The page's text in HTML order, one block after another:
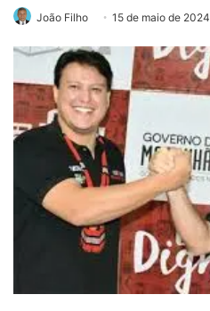
João Filho 15 de maio de 2024